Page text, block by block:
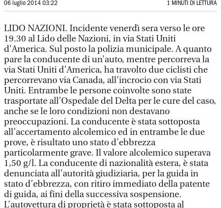
06 luglio 2014 03:22 1 MINUTI DI LETTURA
LIDO NAZIONI. Incidente venerdì sera verso le ore
19.30 al Lido delle Nazioni, in via Stati Uniti
d'America. Sul posto la polizia municipale. A quanto
pare la conducente di un’auto, mentre percorreva la
via Stati Uniti d’America, ha travolto due ciclisti che
percorrevano via Canada, all’incrocio con via Stati
Uniti. Entrambe le persone coinvolte sono state
trasportate all’Ospedale del Delta per le cure del caso,
anche se le loro condizioni non destavano
preoccupazioni. La conducente è stata sottoposta
all’accertamento alcolemico ed in entrambe le due
prove, è risultato uno stato d’ebbrezza
particolarmente grave. Il valore alcolemico superava
1,50 g/l. La conducente di nazionalità estera, è stata
denunciata all’autorità giudiziaria, per la guida in
stato d’ebbrezza, con ritiro immediato della patente
di guida, ai fini della successiva sospensione.
L’autovettura di proprietà è stata sottoposta al